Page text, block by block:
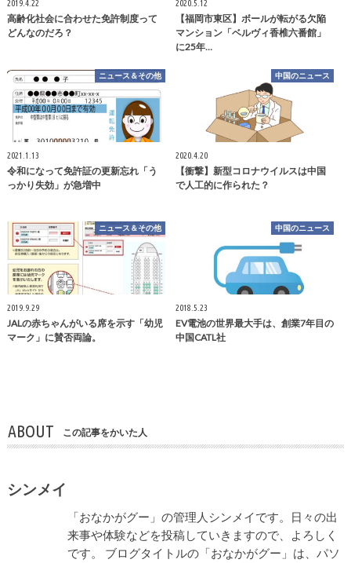
2019.4.22
高齢化社会に合わせた免許制度って
どんなのだろ？
2020.5.12
【福岡市東区】ボールが転がる欠陥
マンション「ベルヴィ香椎六番館」
に25年…
ニュース＆その他
2021.1.13
令和になって免許証の更新忘れ「う
っかり失効」が急増中
中国のニュース
2020.4.20
【衝撃】新型コロナウイルスは中国
で人工的に作られた？
ニュース＆その他
2019.9.29
JALの赤ちゃんがいる席を示す「幼児
マーク」に賛否両論。
中国のニュース
2018.5.23
EV電池の世界最大手は、創業7年目の
中国CATL社
ABOUT この記事をかいた人
シンメイ
「おなかがグー」の管理人シンメイです。日々の出
来事や体験などを投稿していきますので、よろしく
です。 ブログタイトルの「おなかがグー」は、パソ